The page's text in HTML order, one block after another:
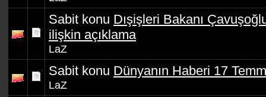
Sabit konu Dışişleri Bakanı
ilişkin açıklama
LaZ
Sabit konu Dünyanın Haberi 17
LaZ